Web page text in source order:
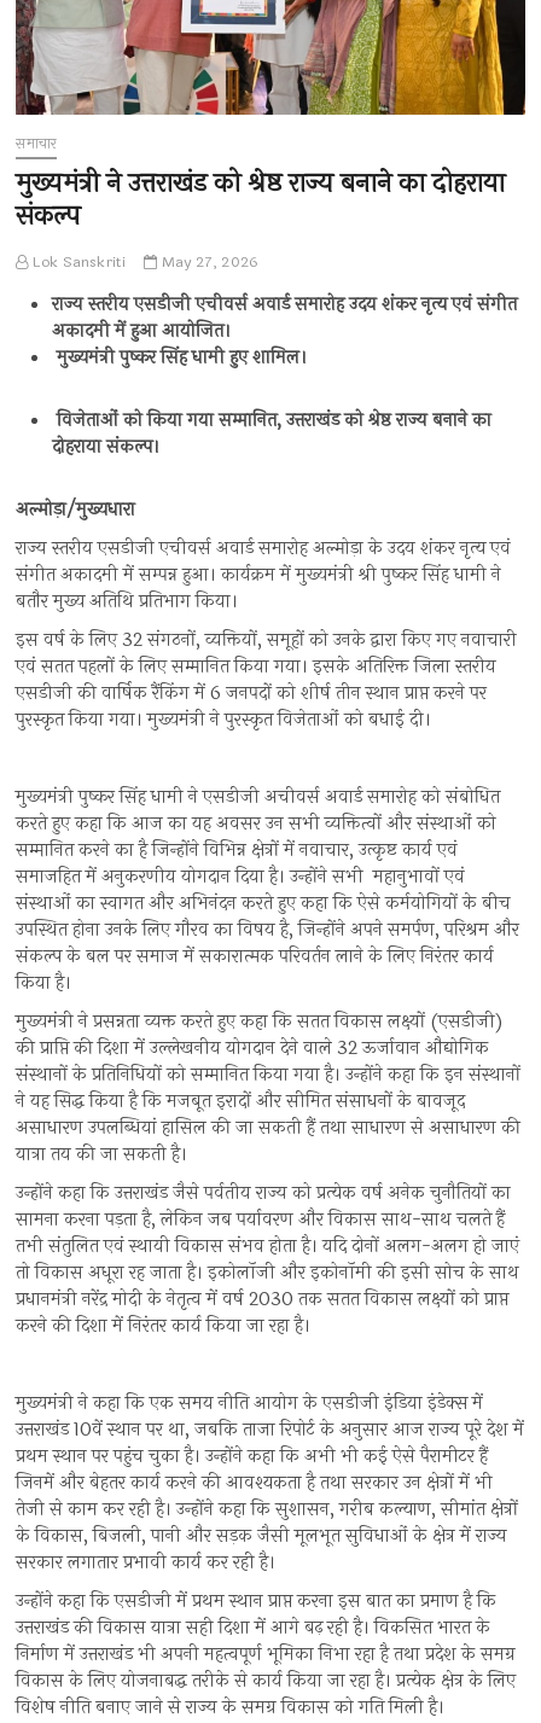
समाचार
मुख्यमंत्री ने उत्तराखंड को श्रेष्ठ राज्य बनाने का दोहराया
संकल्प
Lok Sanskriti May 27, 2026
राज्य स्तरीय एसडीजी एचीवर्स अवार्ड समारोह उदय शंकर नृत्य एवं संगीत
अकादमी में हुआ आयोजित।
मुख्यमंत्री पुष्कर सिंह धामी हुए शामिल।
विजेताओं को किया गया सम्मानित, उत्तराखंड को श्रेष्ठ राज्य बनाने का
दोहराया संकल्प।
अल्मोड़ा/मुख्यधारा
राज्य स्तरीय एसडीजी एचीवर्स अवार्ड समारोह अल्मोड़ा के उदय शंकर नृत्य एवं
संगीत अकादमी में सम्पन्न हुआ। कार्यक्रम में मुख्यमंत्री श्री पुष्कर सिंह धामी ने
बतौर मुख्य अतिथि प्रतिभाग किया।
इस वर्ष के लिए 32 संगठनों, व्यक्तियों, समूहों को उनके द्वारा किए गए नवाचारी
एवं सतत पहलों के लिए सम्मानित किया गया। इसके अतिरिक्त जिला स्तरीय
एसडीजी की वार्षिक रैंकिंग में 6 जनपदों को शीर्ष तीन स्थान प्राप्त करने पर
पुरस्कृत किया गया। मुख्यमंत्री ने पुरस्कृत विजेताओं को बधाई दी।
मुख्यमंत्री पुष्कर सिंह धामी ने एसडीजी अचीवर्स अवार्ड समारोह को संबोधित
करते हुए कहा कि आज का यह अवसर उन सभी व्यक्तित्वों और संस्थाओं को
सम्मानित करने का है जिन्होंने विभिन्न क्षेत्रों में नवाचार, उत्कृष्ट कार्य एवं
समाजहित में अनुकरणीय योगदान दिया है। उन्होंने सभी महानुभावों एवं
संस्थाओं का स्वागत और अभिनंदन करते हुए कहा कि ऐसे कर्मयोगियों के बीच
उपस्थित होना उनके लिए गौरव का विषय है, जिन्होंने अपने समर्पण, परिश्रम और
संकल्प के बल पर समाज में सकारात्मक परिवर्तन लाने के लिए निरंतर कार्य
किया है।
मुख्यमंत्री ने प्रसन्नता व्यक्त करते हुए कहा कि सतत विकास लक्ष्यों (एसडीजी)
की प्राप्ति की दिशा में उल्लेखनीय योगदान देने वाले 32 ऊर्जावान औद्योगिक
संस्थानों के प्रतिनिधियों को सम्मानित किया गया है। उन्होंने कहा कि इन संस्थानों
ने यह सिद्ध किया है कि मजबूत इरादों और सीमित संसाधनों के बावजूद
असाधारण उपलब्धियां हासिल की जा सकती हैं तथा साधारण से असाधारण की
यात्रा तय की जा सकती है।
उन्होंने कहा कि उत्तराखंड जैसे पर्वतीय राज्य को प्रत्येक वर्ष अनेक चुनौतियों का
सामना करना पड़ता है, लेकिन जब पर्यावरण और विकास साथ-साथ चलते हैं
तभी संतुलित एवं स्थायी विकास संभव होता है। यदि दोनों अलग-अलग हो जाएं
तो विकास अधूरा रह जाता है। इकोलॉजी और इकोनॉमी की इसी सोच के साथ
प्रधानमंत्री नरेंद्र मोदी के नेतृत्व में वर्ष 2030 तक सतत विकास लक्ष्यों को प्राप्त
करने की दिशा में निरंतर कार्य किया जा रहा है।
मुख्यमंत्री ने कहा कि एक समय नीति आयोग के एसडीजी इंडिया इंडेक्स में
उत्तराखंड 10वें स्थान पर था, जबकि ताजा रिपोर्ट के अनुसार आज राज्य पूरे देश में
प्रथम स्थान पर पहुंच चुका है। उन्होंने कहा कि अभी भी कई ऐसे पैरामीटर हैं
जिनमें और बेहतर कार्य करने की आवश्यकता है तथा सरकार उन क्षेत्रों में भी
तेजी से काम कर रही है। उन्होंने कहा कि सुशासन, गरीब कल्याण, सीमांत क्षेत्रों
के विकास, बिजली, पानी और सड़क जैसी मूलभूत सुविधाओं के क्षेत्र में राज्य
सरकार लगातार प्रभावी कार्य कर रही है।
उन्होंने कहा कि एसडीजी में प्रथम स्थान प्राप्त करना इस बात का प्रमाण है कि
उत्तराखंड की विकास यात्रा सही दिशा में आगे बढ़ रही है। विकसित भारत के
निर्माण में उत्तराखंड भी अपनी महत्वपूर्ण भूमिका निभा रहा है तथा प्रदेश के समग्र
विकास के लिए योजनाबद्ध तरीके से कार्य किया जा रहा है। प्रत्येक क्षेत्र के लिए
विशेष नीति बनाए जाने से राज्य के समग्र विकास को गति मिली है।